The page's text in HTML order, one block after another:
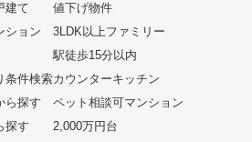
建て
ション
条件検索
ら探す
探す
値下げ物件
3LDK以上ファミリー
駅徒歩15分以内
カウンターキッチン
ペット相談可マンション
2,000万円台